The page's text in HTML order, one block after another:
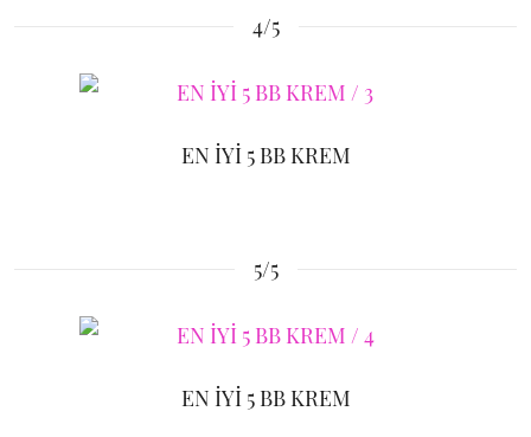
4/5
EN İYİ 5 BB KREM
5/5
EN İYİ 5 BB KREM